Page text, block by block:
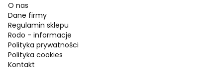
O nas
Dane firmy
Regulamin sklepu
Rodo - informacje
Polityka prywatności
Polityka cookies
Kontakt